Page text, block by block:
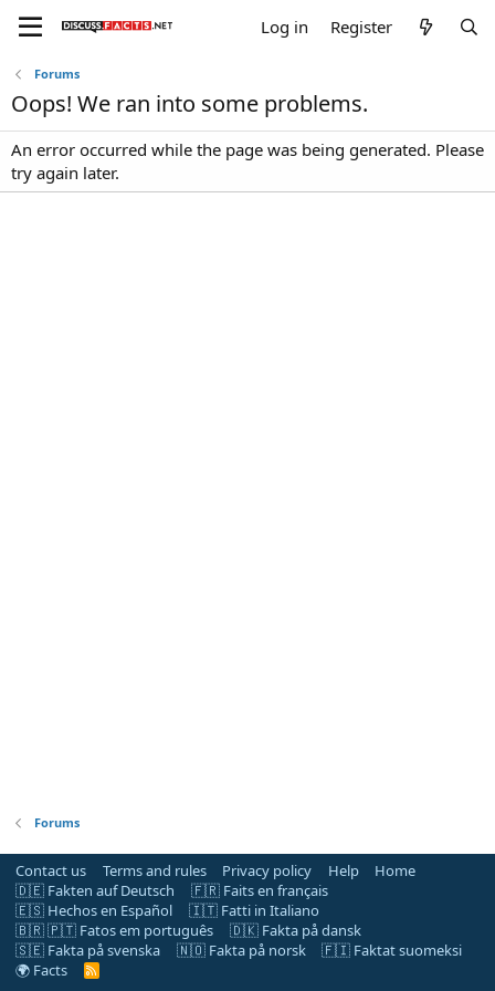
Log in Register
Forums
Oops! We ran into some problems.
An error occurred while the page was being generated. Please
try again later.
Forums
Contact us Terms and rules Privacy policy Help
Home
🇩🇪 Fakten auf Deutsch
🇫🇷 Faits en français
🇪🇸 Hechos en Español
🇮🇹 Fatti in Italiano
🇧🇷 🇵🇹 Fatos em português
🇩🇰 Fakta på dansk
🇸🇪 Fakta på svenska
🇳🇴 Fakta på norsk
🇫🇮 Faktat suomeksi
🌍 Facts
R